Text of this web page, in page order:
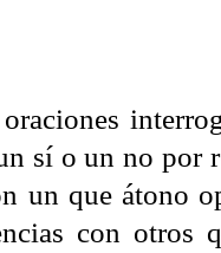
sí o un no por
un que átono
con otros